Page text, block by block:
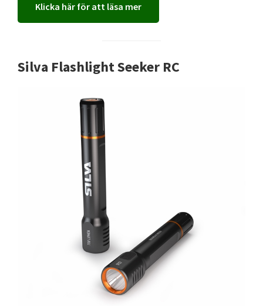
Klicka här för att läsa mer
Silva Flashlight Seeker RC